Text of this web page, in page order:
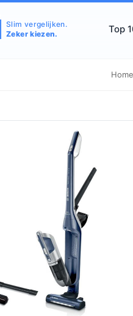
Slim vergelijken.
Zeker kiezen.
Top
Home